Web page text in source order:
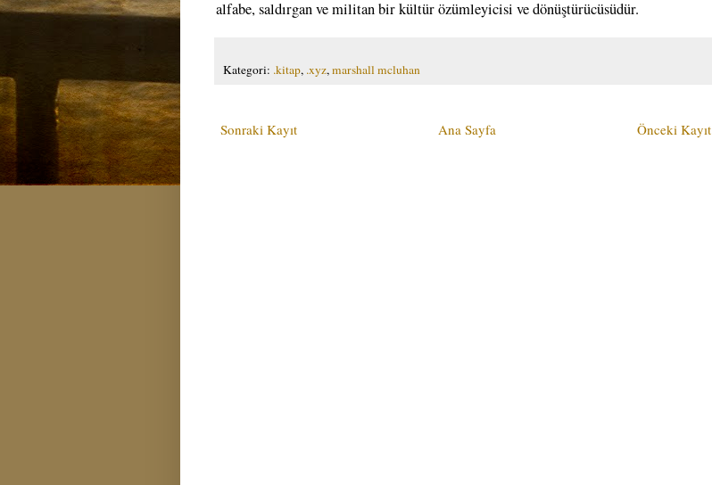
alfabe, saldırgan ve militan bir kültür özümleyicisi ve dönüştürücüsüdür.
Kategori: .kitap, .xyz,marshall mcluhan
Sonraki Kayıt Önceki Kayıt
Ana Sayfa